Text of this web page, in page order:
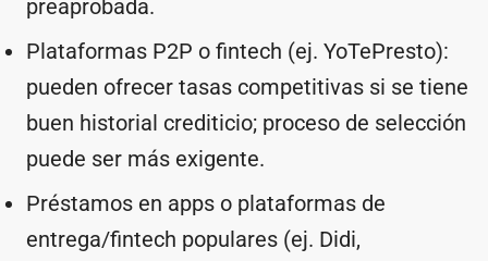
preaprobada.
Plataformas P2P o fintech (ej. YoTePresto):
pueden ofrecer tasas competitivas si se tiene
buen historial crediticio; proceso de selección
puede ser más exigente.
Préstamos en apps o plataformas de
entrega/fintech populares (ej. Didi,